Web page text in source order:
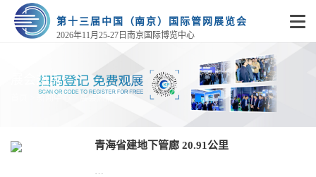
第十三届中国（南京）国际管网展览会
2026年11月25-27日南京国际博览中心
展会热点
青海省建地下管廊 20.91公里
…